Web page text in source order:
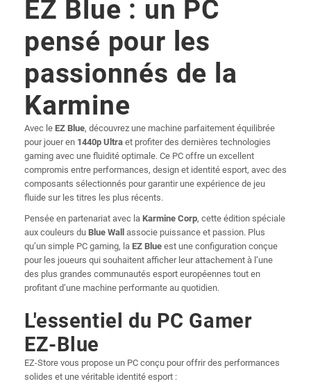
EZ Blue : un PC
pensé pour les
passionnés de la
Karmine
Avec le EZ Blue, découvrez une machine parfaitement équilibrée
pour jouer en 1440p Ultra et profiter des dernières technologies
gaming avec une fluidité optimale. Ce PC offre un excellent
compromis entre performances, design et identité esport, avec des
composants sélectionnés pour garantir une expérience de jeu
fluide sur les titres les plus récents.
Pensée en partenariat avec la Karmine Corp, cette édition spéciale
aux couleurs du Blue Wall associe puissance et passion. Plus
qu’un simple PC gaming, la EZ Blue est une configuration conçue
pour les joueurs qui souhaitent afficher leur attachement à l’une
des plus grandes communautés esport européennes tout en
profitant d’une machine performante au quotidien.
L'essentiel du PC Gamer
EZ-Blue
EZ-Store vous propose un PC conçu pour offrir des performances
solides et une véritable identité esport :